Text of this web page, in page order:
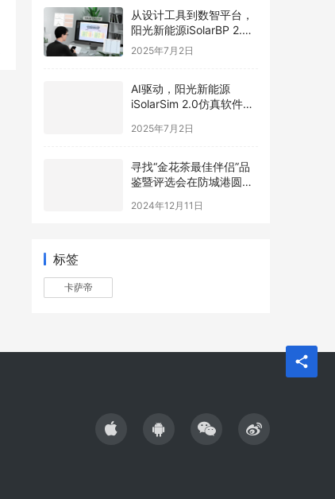
从设计工具到数智平台，
阳光新能源iSolarBP 2.0
重塑分布式电站设计范
2025年7月2日
AI驱动，阳光新能源
iSolarSim 2.0仿真软件引
2025年7月2日
寻找“金花茶最佳伴侣”品
鉴暨评选会在防城港圆满
2024年12月11日
标签
卡萨帝